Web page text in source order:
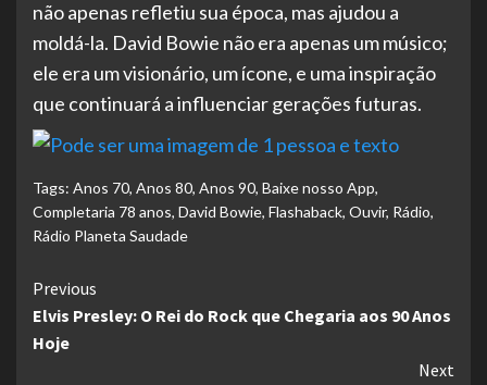
não apenas refletiu sua época, mas ajudou a
moldá-la. David Bowie não era apenas um músico;
ele era um visionário, um ícone, e uma inspiração
que continuará a influenciar gerações futuras.
Tags: Anos 70, Anos 80, Anos 90, Baixe nosso App,
Completaria 78 anos, David Bowie, Flashaback, Ouvir, Rádio,
Rádio Planeta Saudade
Continue
Reading
Previous
Elvis Presley: O Rei do Rock que Chegaria aos 90 Anos
Hoje
Next